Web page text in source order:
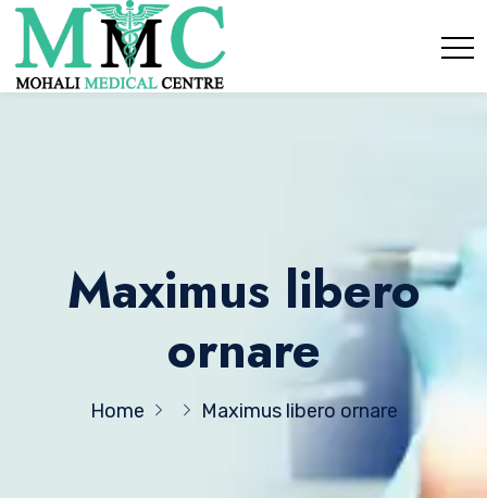
Maximus libero
ornare
Home Maximus libero ornare